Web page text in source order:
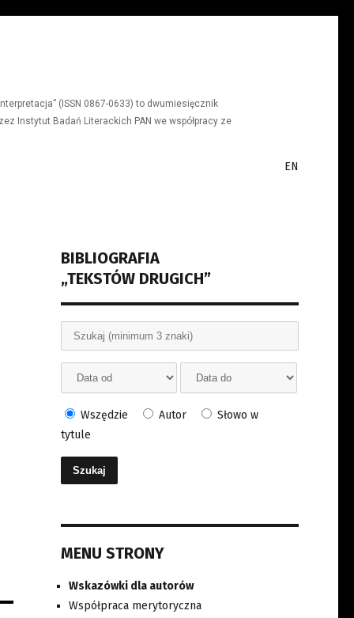
(ISSN 0867-0633) to dwumiesięcznik
Instytut Badań Literackich PAN we współpracy ze
EN
BIBLIOGRAFIA
„TEKSTÓW DRUGICH”
Wszędzie Autor
Słowo w
tytule
MENU STRONY
Wskazówki dla autorów
Współpraca merytoryczna